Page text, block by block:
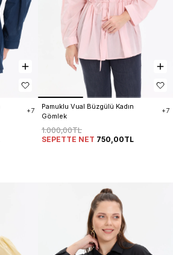
+7
Pamuklu Vual Büzgülü Kadın
Gömlek
+7
1.000,00TL
SEPETTE NET 750,00TL